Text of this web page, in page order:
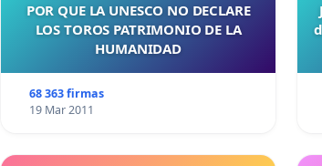
POR QUE LA UNESCO NO DECLARE
LOS TOROS PATRIMONIO DE LA
HUMANIDAD
68 363 firmas
19 Mar 2011